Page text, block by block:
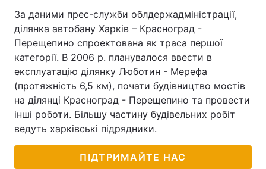
За даними прес-служби облдержадміністрації,
ділянка автобану Харків – Красноград -
Перещепино спроектована як траса першої
категорії. В 2006 р. планувалося ввести в
експлуатацію ділянку Люботин - Мерефа
(протяжність 6,5 км), почати будівництво мостів
на ділянці Красноград - Перещепино та провести
інші роботи. Більшу частину будівельних робіт
ведуть харківські підрядники.
ПІДТРИМАЙТЕ НАС